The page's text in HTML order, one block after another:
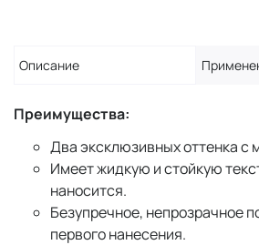
Описание
Преимущества:
Два эксклюзивных оттенка
Имеет жидкую и стойкую
наносится.
Безупречное, непрозрачное
первого нанесения.